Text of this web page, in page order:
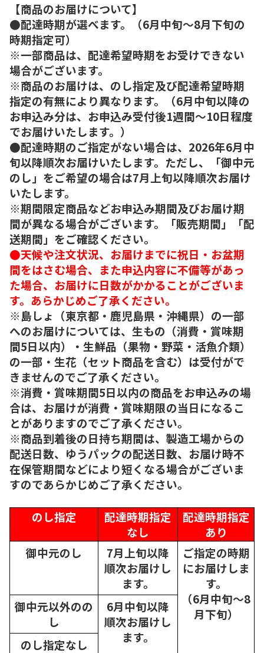
【商品のお届けについて】
●配達時期が選べます。（6月中旬～8月下旬の
時期指定可）
※一部商品は、配達希望時期をお受けできない
場合がございます。
※商品のお届けは、のし指定及び配達希望時期
指定の有無により異なります。（6月中旬以降の
お申込み分は、お申込み受付後1週間～10日程度
でお届けいたします。）
●配達時期のご指定がない場合は、2026年6月中
旬以降順次お届けいたします。ただし、「御中元
のし」をご希望の場合は7月上旬以降順次お届け
いたします。
※期間限定商品などお申込み期間及びお届け期
間が異なる場合がございます。「販売期間」「配
送期間」をご確認ください。
●天候や注文状況、お届けまでに祝日・お盆期
間をはさむ場合、また申込内容に不備等があっ
た場合、お届けに日数がかかることがございま
す。あらかじめご了承ください。
※島しょ（東京都・鹿児島県・沖縄県）の一部
へのお届けについては、生もの（消費・賞味期
間5日以内）・生鮮品（果物・野菜・活魚介類）
の一部・生花（セット商品を含む）は受付がで
きませんのでご了承ください。
※消費・賞味期間5日以内の商品をお申込みの場
合は、お届けが消費・賞味期限の当日になるこ
とがありますのでご了承ください。
※商品到着後の日持ち期間は、製造工場からの
配送日数、ゆうパックの配送日数、お届け時不
在保管期間などにより短くなる場合がございま
すのであらかじめご了承ください。
のし指定
配達時期指定
なし
配達時期指定
あり
御中元のし
7月上旬以降
順次お届けし
ます。
ご指定の時期
にお届けしま
す。
（6月中旬～8
月下旬）
御中元以外のの
し
6月中旬以降
順次お届けし
ます。
のし指定なし